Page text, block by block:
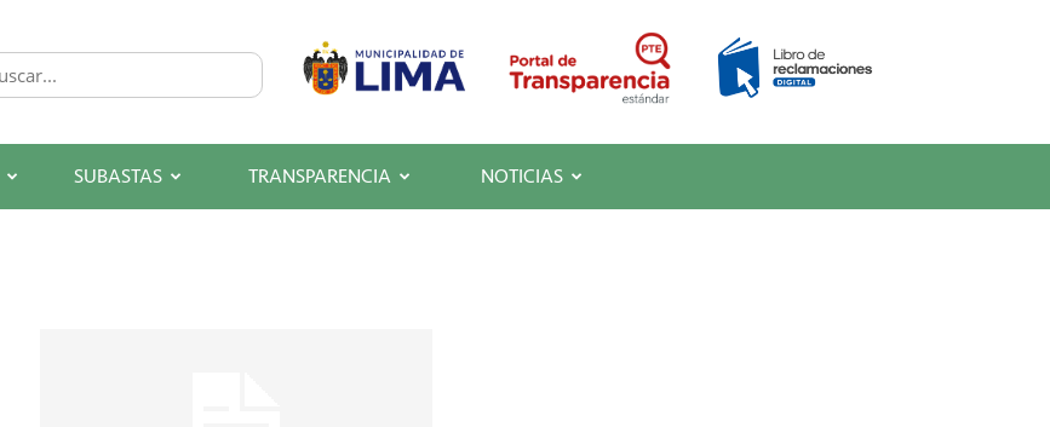
SUBASTAS TRANSPARENCIA NOTICIAS